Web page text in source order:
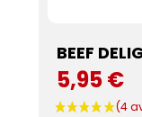
BEEF
5,95 €